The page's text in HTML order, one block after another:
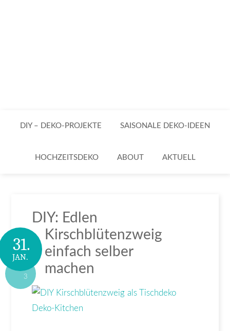
DIY – DEKO-PROJEKTE SAISONALE DEKO-IDEEN
HOCHZEITSDEKO ABOUT AKTUELL
31.
JAN.
3
DIY: Edlen
Kirschblütenzweig
einfach selber
machen